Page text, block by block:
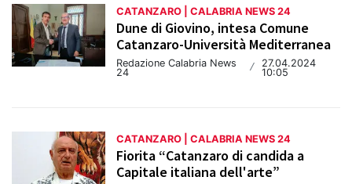
CATANZARO | CALABRIA NEWS 24
Dune di Giovino, intesa Comune
Catanzaro-Università Mediterranea
Redazione Calabria News
24
/
27.04.2024
10:05
CATANZARO | CALABRIA NEWS 24
Fiorita “Catanzaro di candida a
Capitale italiana dell'arte”